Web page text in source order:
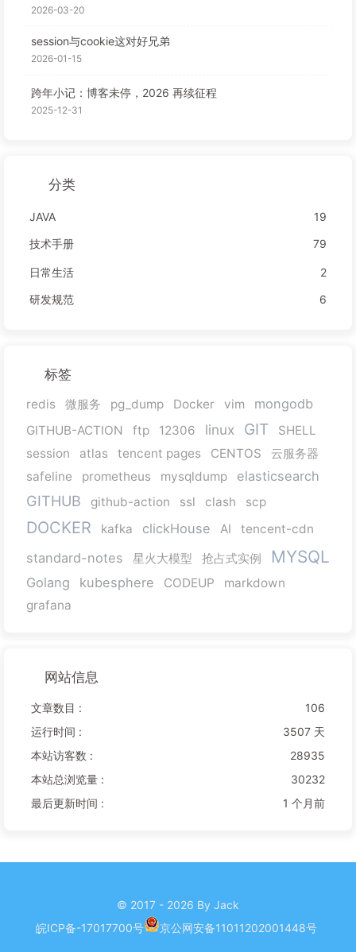
2026-03-20
session与cookie这对好兄弟
2026-01-15
跨年小记：博客未停，2026 再续征程
2025-12-31
分类
JAVA
19
技术手册
79
日常生活
2
研发规范
6
标签
redis 微服务 pg_dump Docker vim mongodb
GITHUB-ACTION ftp 12306 linux GIT
SHELL
session
atlas tencent pages CENTOS
云服务器
safeline
prometheus mysqldump elasticsearch
GITHUB github-action ssl clash scp
DOCKER kafka clickHouse AI tencent-cdn
standard-notes 星火大模型 抢占式实例 MYSQL
Golang kubesphere CODEUP
markdown
grafana
网站信息
文章数目 :
106
运行时间 :
3507 天
本站访客数 :
28935
本站总浏览量 :
30232
最后更新时间 :
1 个月前
© 2017 - 2026 By Jack
皖ICP备-17017700号
京公网安备11011202001448号